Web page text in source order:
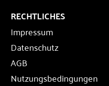
RECHTLICHES
Impressum
Datenschutz
AGB
Nutzungsbedingungen